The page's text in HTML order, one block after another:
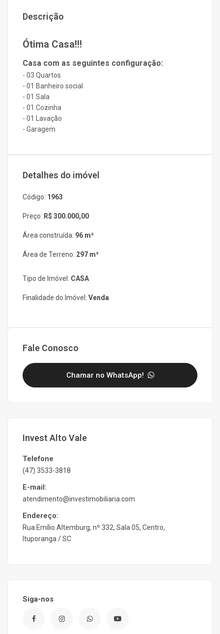
Descrição
Ótima Casa!!!
Casa com as seguintes configuração:
- 03 Quartos
- 01 Banheiro social
- 01 Sala
- 01 Cozinha
- 01 Lavação
- Garagem
Detalhes do imóvel
Código: 1963
Preço: R$ 300.000,00
Área construída: 96 m²
Área de Terreno: 297 m²
Tipo de Imóvel: CASA
Finalidade do Imóvel: Venda
Fale Conosco
Chamar no WhatsApp!
Invest Alto Vale
Telefone
(47) 3533-3818
E-mail:
atendimento@investimobiliaria.com
Endereço:
Rua Emílio Altemburg, nº 332, Sala 05, Centro,
Ituporanga / SC
Siga-nos